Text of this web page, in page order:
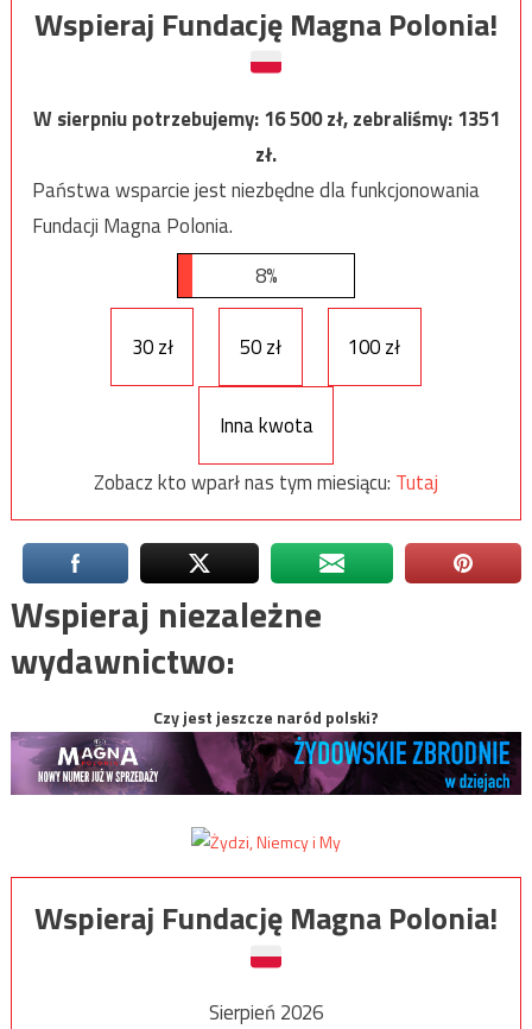
Wspieraj Fundację Magna Polonia!
W sierpniu potrzebujemy:16 500zł, zebraliśmy:1351
zł.
Państwa wsparcie jest niezbędne dla funkcjonowania
Fundacji Magna Polonia.
8%
30 zł 50 zł 100 zł
Inna kwota
Zobacz kto wparł nas tym miesiącu: Tutaj
Wspieraj niezależne
wydawnictwo:
Czy jest jeszcze naród polski?
Wspieraj Fundację Magna Polonia!
Sierpień 2026